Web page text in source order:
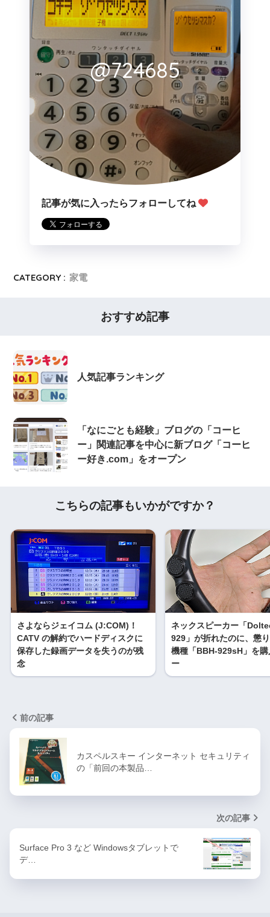
@724685
記事が気に入ったらフォローしてね
CATEGORY : 家電
おすすめ記事
人気記事ランキング
「なにごとも経験」ブログの「コーヒ
ー」関連記事を中心に新ブログ「コーヒ
ー好き.com」をオープン
こちらの記事もいかがですか？
さよならジェイコム (J:COM)！
CATV の解約でハードディスクに
保存した録画データを失うのが残
念
ネックスピーカー「
929」が折れたのに、懲
機種「BBH-929sH」を購
ー
前の記事
カスペルスキー インターネット セキュリティ
の「前回の本製品…
次の記事
Surface Pro 3 など Windowsタブレットで
デ…